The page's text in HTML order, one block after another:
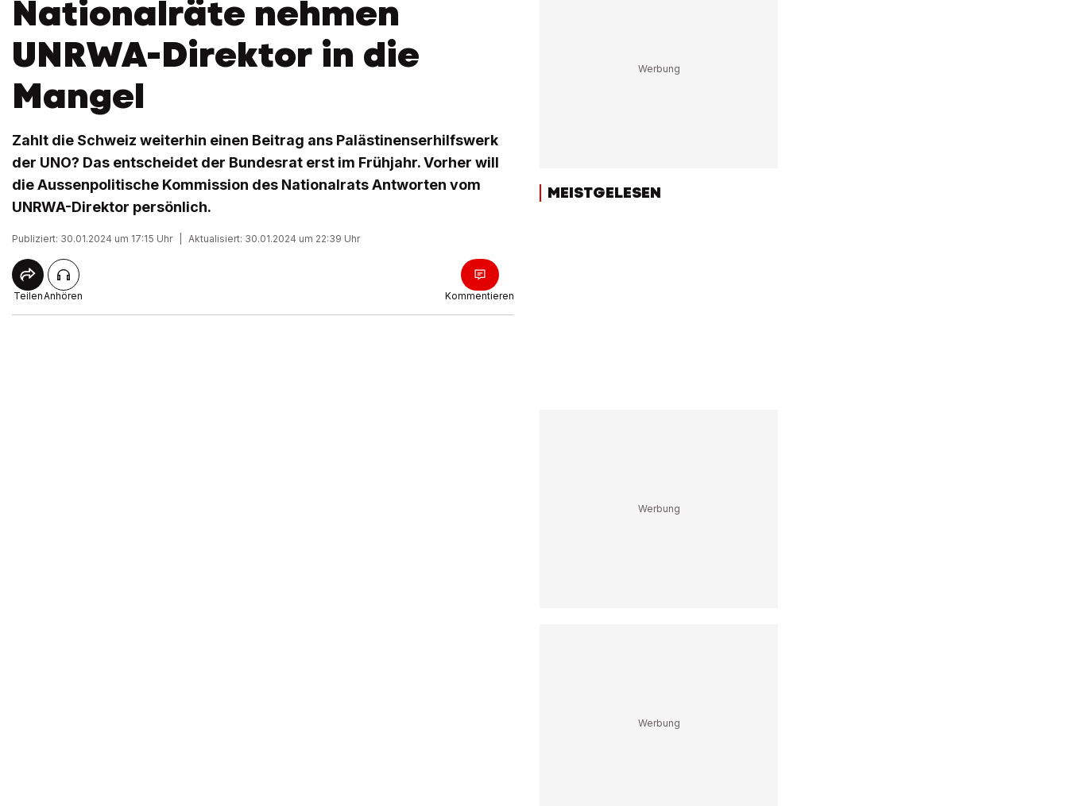
Nationalräte nehmen
UNRWA-Direktor in die
Mangel
Zahlt die Schweiz weiterhin einen Beitrag ans Palästinenserhilfswerk
der UNO? Das entscheidet der Bundesrat erst im Frühjahr. Vorher will
die Aussenpolitische Kommission des Nationalrats Antworten vom
UNRWA-Direktor persönlich.
Publiziert: 30.01.2024 um 17:15 Uhr Aktualisiert: 30.01.2024 um 22:39 Uhr
TeilenAnhören Kommentieren
MEISTGELESEN